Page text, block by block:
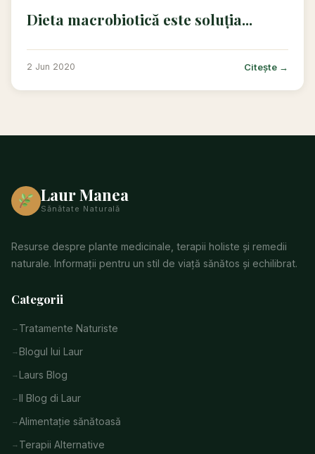
Dieta macrobiotică este soluția...
2 Jun 2020 Citește →
Laur Manea
Sănătate Naturală
Resurse despre plante medicinale, terapii holiste și remedii
naturale. Informații pentru un stil de viață sănătos și echilibrat.
Categorii
Tratamente Naturiste
Blogul lui Laur
Laurs Blog
Il Blog di Laur
Alimentație sănătoasă
Terapii Alternative